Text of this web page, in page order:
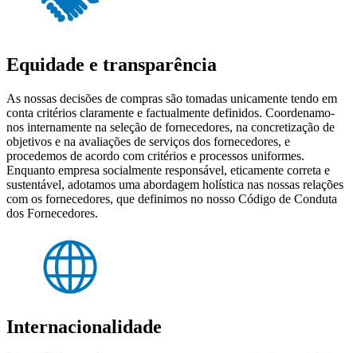
Equidade e transparência
As nossas decisões de compras são tomadas unicamente tendo em
conta critérios claramente e factualmente definidos. Coordenamo-
nos internamente na seleção de fornecedores, na concretização de
objetivos e na avaliações de serviços dos fornecedores, e
procedemos de acordo com critérios e processos uniformes.
Enquanto empresa socialmente responsável, eticamente correta e
sustentável, adotamos uma abordagem holística nas nossas relações
com os fornecedores, que definimos no nosso Código de Conduta
dos Fornecedores.
Internacionalidade